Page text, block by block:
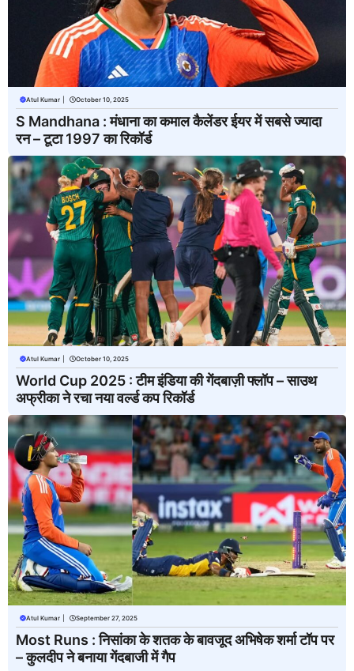
Atul Kumar October 10, 2025
S Mandhana : मंधाना का कमाल कैलेंडर ईयर में सबसे ज्यादा
रन – टूटा 1997 का रिकॉर्ड
Atul Kumar October 10, 2025
World Cup 2025 : टीम इंडिया की गेंदबाज़ी फ्लॉप – साउथ
अफ्रीका ने रचा नया वर्ल्ड कप रिकॉर्ड
Atul Kumar September 27, 2025
Most Runs : निसांका के शतक के बावजूद अभिषेक शर्मा टॉप पर
– कुलदीप ने बनाया गेंदबाजी में गैप